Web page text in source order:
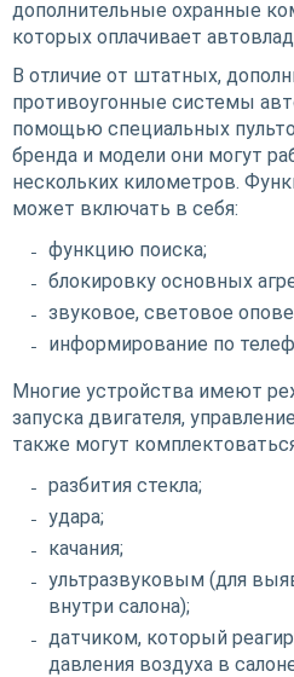
дополнительные охранные
которых оплачивает
В отличие от штатных,
противоугонные системы
помощью специальных
бренда и модели они могут
нескольких километров.
может включать в себя:
функцию поиска;
блокировку основных
звуковое, световое
информирование по
Многие устройства имеют
запуска двигателя,
также могут
разбития стекла;
удара;
качания;
ультразвуковым (для
внутри салона);
датчиком, который
давления воздуха в